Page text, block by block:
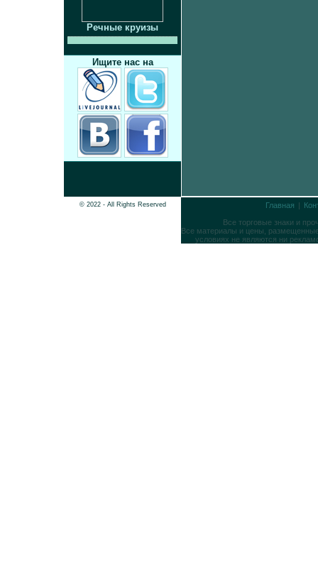
Речные круизы
Ищите нас на
© 2022 - All Rights Reserved Главная |
Все торговые знаки и
Все материалы и цены,
условиях не являются ни